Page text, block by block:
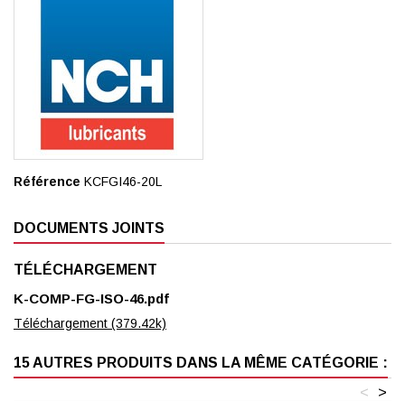
Référence KCFGI46-20L
DOCUMENTS JOINTS
TÉLÉCHARGEMENT
K-COMP-FG-ISO-46.pdf
Téléchargement (379.42k)
15 AUTRES PRODUITS DANS LA MÊME CATÉGORIE :
>
<